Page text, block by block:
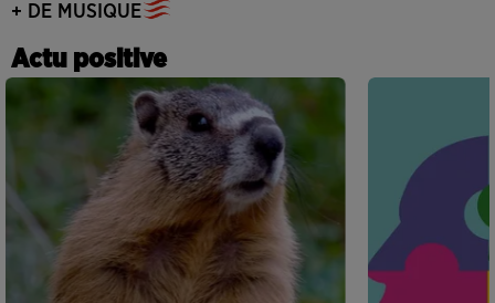
+ DE MUSIQUE
Actu positive